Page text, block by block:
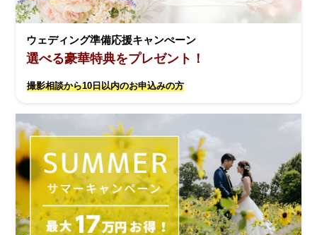
ウェディング準備応援キャンぺーン
選べる豪華特典をプレゼント！
撮影相談から10日以内のお申込みの方